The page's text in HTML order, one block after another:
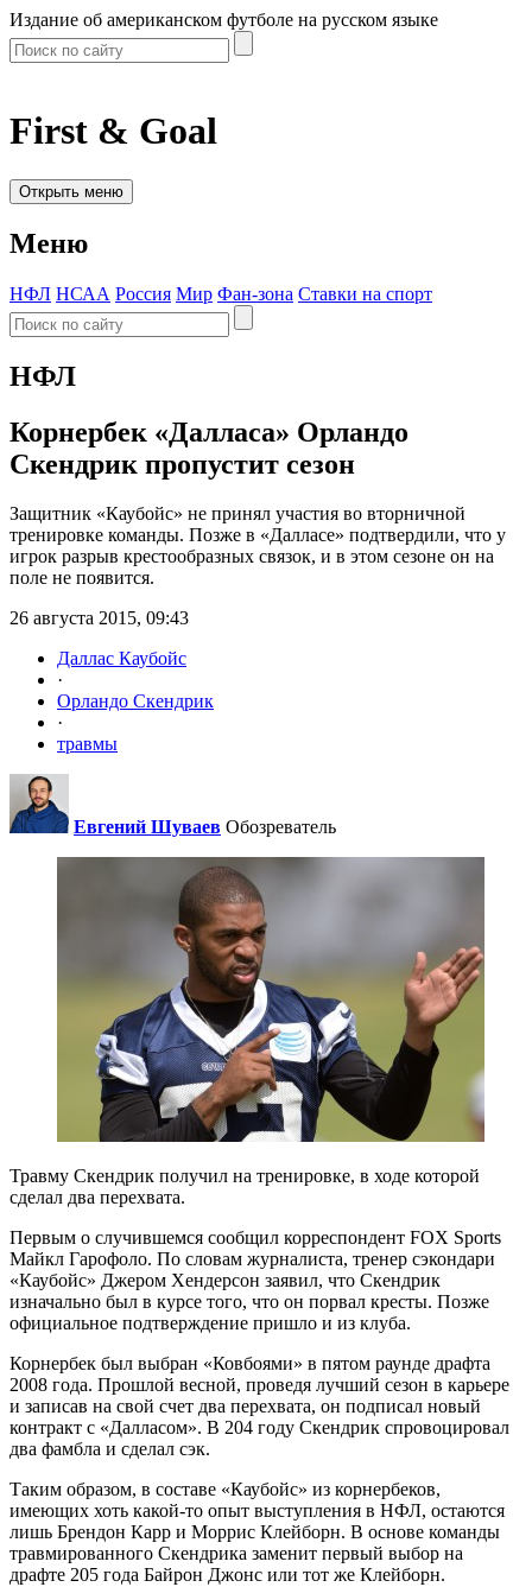
Издание об американском футболе на русском языке
First & Goal
Открыть меню
Меню
НФЛ НСАА Россия Мир Фан-зона Ставки на спорт
НФЛ
Корнербек «Далласа» Орландо
Скендрик пропустит сезон
Защитник «Каубойс» не принял участия во вторничной
тренировке команды. Позже в «Далласе» подтвердили, что у
игрок разрыв крестообразных связок, и в этом сезоне он на
поле не появится.
26 августа 2015, 09:43
Даллас Каубойс
·
Орландо Скендрик
·
травмы
Евгений Шуваев Обозреватель
Травму Скендрик получил на тренировке, в ходе которой
сделал два перехвата.
Первым о случившемся сообщил корреспондент FOX Sports
Майкл Гарофоло. По словам журналиста, тренер сэкондари
«Каубойс» Джером Хендерсон заявил, что Скендрик
изначально был в курсе того, что он порвал кресты. Позже
официальное подтверждение пришло и из клуба.
Корнербек был выбран «Ковбоями» в пятом раунде драфта
2008 года. Прошлой весной, проведя лучший сезон в карьере
и записав на свой счет два перехвата, он подписал новый
контракт с «Далласом». В 204 году Скендрик спровоцировал
два фамбла и сделал сэк.
Таким образом, в составе «Каубойс» из корнербеков,
имеющих хоть какой-то опыт выступления в НФЛ, остаются
лишь Брендон Карр и Моррис Клейборн. В основе команды
травмированного Скендрика заменит первый выбор на
драфте 205 года Байрон Джонс или тот же Клейборн.